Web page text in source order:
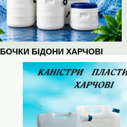
БОЧКИ БІДОНИ ХАРЧОВІ